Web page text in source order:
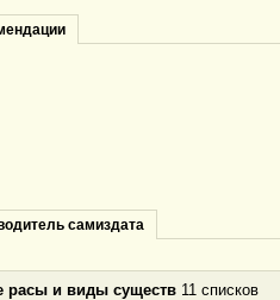
самиздата
расы и виды существ 11 списков